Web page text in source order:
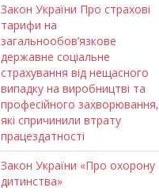
Закон України Про страхові
тарифи на
загальнообов’язкове
державне соціальне
страхування від нещасного
випадку на виробництві та
професійного захворювання,
які спричинили втрату
працездатності
Закон України «Про охорону
дитинства»